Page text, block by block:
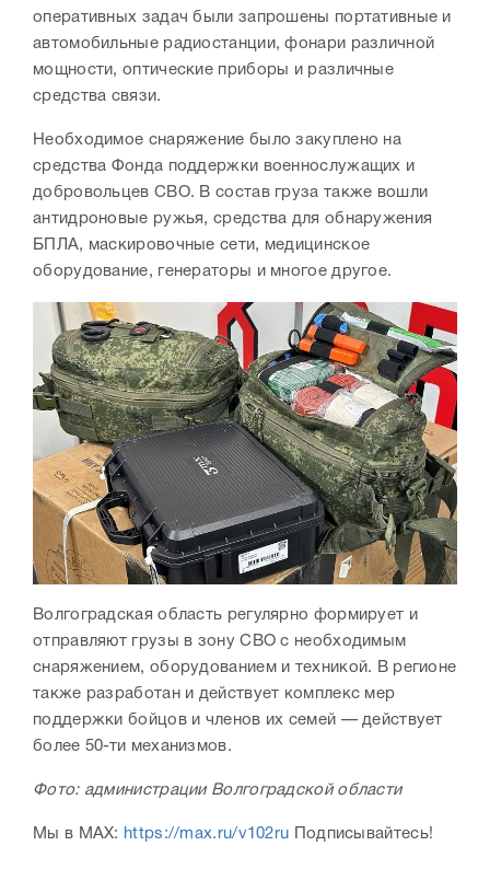
оперативных задач были запрошены портативные и
автомобильные радиостанции, фонари различной
мощности, оптические приборы и различные
средства связи.
Необходимое снаряжение было закуплено на
средства Фонда поддержки военнослужащих и
добровольцев СВО. В состав груза также вошли
антидроновые ружья, средства для обнаружения
БПЛА, маскировочные сети, медицинское
оборудование, генераторы и многое другое.
Волгоградская область регулярно формирует и
отправляют грузы в зону СВО с необходимым
снаряжением, оборудованием и техникой. В регионе
также разработан и действует комплекс мер
поддержки бойцов и членов их семей — действует
более 50-ти механизмов.
Фото: администрации Волгоградской области
Мы в МАХ: https://max.ru/v102ru Подписывайтесь!